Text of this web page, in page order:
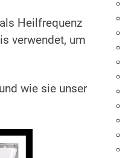
Heilfrequenz
verwendet, um
wie sie unser